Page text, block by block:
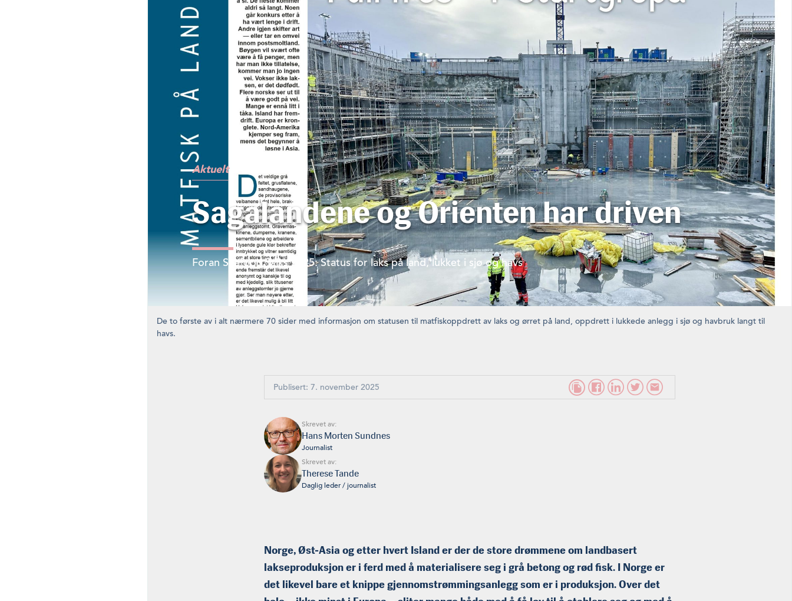
Aktuelt
Sagalandene og Orienten har driven
Foran Seafood Talks 2025: Status for laks på land, lukket i sjø og havs
De to første av i alt nærmere 70 sider med informasjon om statusen til matfiskoppdrett av laks og ørret på land, oppdrett i lukkede anlegg i sjø og havbruk langt til
havs.
Publisert: 7. november 2025
Skrevet av:
Hans Morten Sundnes
Journalist
Skrevet av:
Therese Tande
Daglig leder / journalist
Norge, Øst-Asia og etter hvert Island er der de store drømmene om landbasert
lakseproduksjon er i ferd med å materialisere seg i grå betong og rød fisk. I Norge er
det likevel bare et knippe gjennomstrømmingsanlegg som er i produksjon. Over det